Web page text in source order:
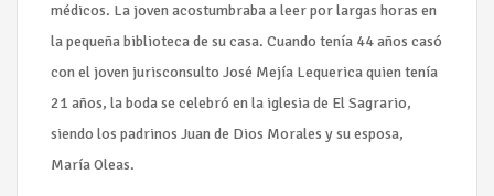
médicos. La joven acostumbraba a leer por largas horas en
la pequeña biblioteca de su casa. Cuando tenía 44 años casó
con el joven jurisconsulto José Mejía Lequerica quien tenía
21 años, la boda se celebró en la iglesia de El Sagrario,
siendo los padrinos Juan de Dios Morales y su esposa,
María Oleas.